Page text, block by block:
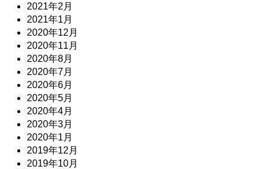
2021年2月
2021年1月
2020年12月
2020年11月
2020年8月
2020年7月
2020年6月
2020年5月
2020年4月
2020年3月
2020年1月
2019年12月
2019年10月